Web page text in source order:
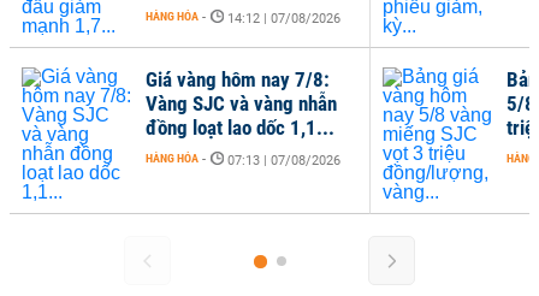
HÀNG HÓA - 14:12 | 07/08/2026
Giá vàng hôm nay 7/8:
Vàng SJC và vàng nhẫn
đồng loạt lao dốc 1,1...
HÀNG HÓA - 07:13 | 07/08/2026
5/8
HÀNG